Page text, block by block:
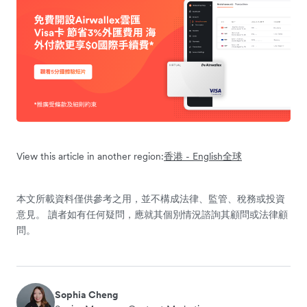
View this article in another region:香港 - English全球
本文所載資料僅供參考之用，並不構成法律、監管、稅務或投資
意見。 讀者如有任何疑問，應就其個別情況諮詢其顧問或法律顧
問。
Sophia Cheng